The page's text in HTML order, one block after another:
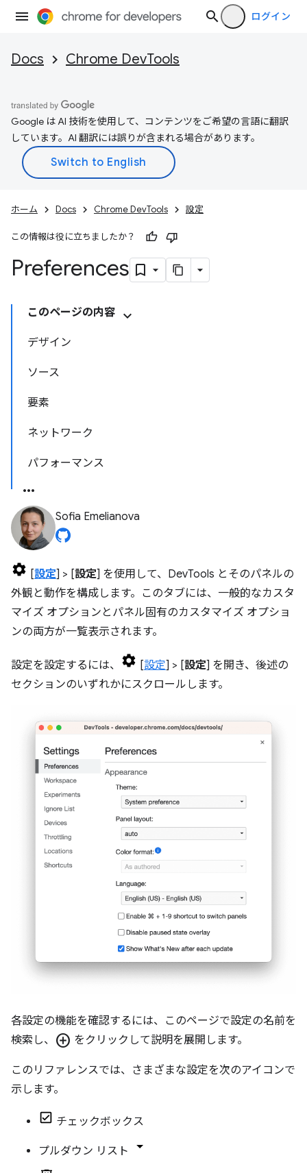
ログイン
Docs Chrome DevTools
Google は AI 技術を使用して、コンテンツをご希望の言語に翻訳
しています。AI 翻訳には誤りが含まれる場合があります。
ホーム Docs Chrome DevTools 設定
この情報は役に立ちましたか？
Preferences
このページの内容
デザイン
ソース
要素
ネットワーク
パフォーマンス
Sofia Emelianova
[設定] > [設定] を使用して、DevTools とそのパネルの
外観と動作を構成します。このタブには、一般的なカスタ
マイズ オプションとパネル固有のカスタマイズ オプショ
ンの両方が一覧表示されます。
設定を設定するには、 [設定] > [設定] を開き、後述の
セクションのいずれかにスクロールします。
各設定の機能を確認するには、このページで設定の名前を
検索し、 add_circle をクリックして説明を展開します。
このリファレンスでは、さまざまな設定を次のアイコンで
示します。
チェックボックス
プルダウン リスト